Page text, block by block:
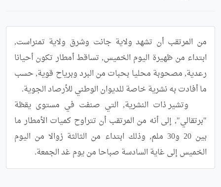
الخميس إلى غاية السادسة صباحا من يوم غد الجمعة.